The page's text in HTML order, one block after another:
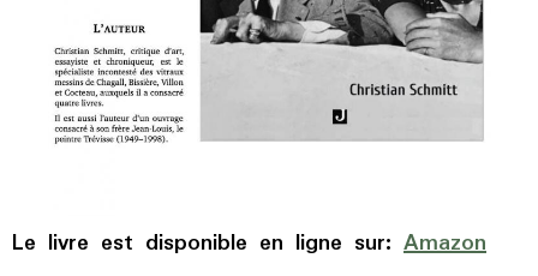
Le livre est disponible en ligne sur: Amazon